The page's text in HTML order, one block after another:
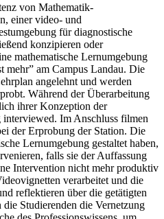
von Mathematik-
einer video- und
für diagnostische
konzipieren oder
mathematische Lernumgebung
mehr” am Campus Landau. Die
angelehnt und werden
Während der Überarbeitung
ihrer Konzeption der
interviewed. Im Anschluss filmen
der Erprobung der Station. Die
Lernumgebung gestaltet haben,
falls sie der Auffassung
Intervention nicht mehr produktiv
verarbeitet und die
reflektieren über die getätigten
Studierenden die Vernetzung